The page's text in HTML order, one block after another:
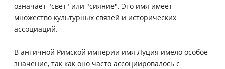
означает "свет" или "сияние". Это имя имеет
множество культурных связей и исторических
ассоциаций.
В античной Римской империи имя Луция имело особое
значение, так как оно часто ассоциировалось с